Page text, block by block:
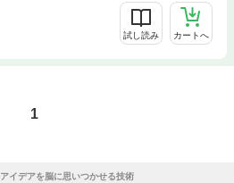
試し読み カートへ
1
アイデアを脳に思いつかせる技術